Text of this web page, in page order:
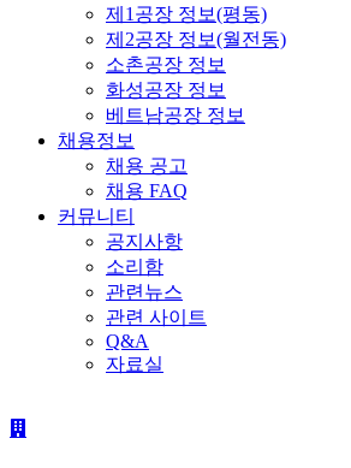
제1공장 정보(평동)
제2공장 정보(월전동)
소촌공장 정보
화성공장 정보
베트남공장 정보
채용정보
채용 공고
채용 FAQ
커뮤니티
공지사항
소리함
관련뉴스
관련 사이트
Q&A
자료실